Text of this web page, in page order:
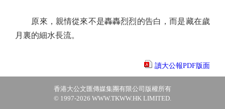
原來，親情從來不是轟轟烈烈的告白，而是藏在歲
月裏的細水長流。
讀大公報PDF版面
香港大公文匯傳媒集團有限公司版權所有
© 1997-2026 WWW.TKWW.HK LIMITED.